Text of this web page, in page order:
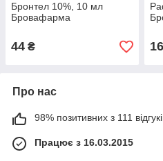
Бронтел 10%, 10 мл
Бровафарма
44 ₴
Про нас
98% позитивних з 111
Працює з 16.03.2015